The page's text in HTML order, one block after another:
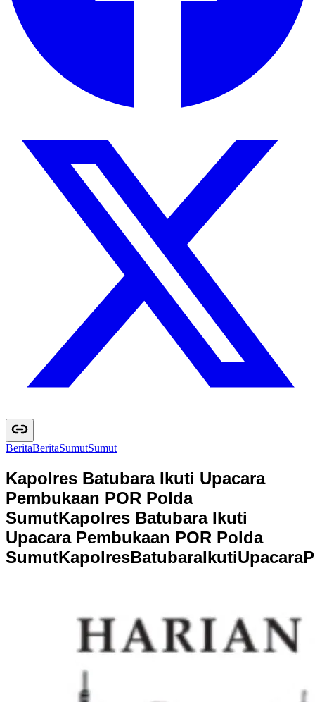
BeritaBeritaSumutSumut
Kapolres Batubara Ikuti Upacara
Pembukaan POR Polda
SumutKapolres Batubara Ikuti
Upacara Pembukaan POR Polda
SumutKapolresBatubaraIkutiUpacaraP